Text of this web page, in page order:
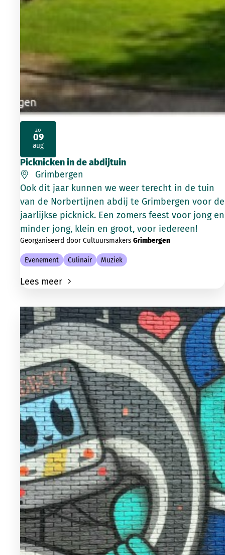
Picknicken in de abdijtuin
Grimbergen
Ook dit jaar kunnen we weer terecht in de tuin
van de Norbertijnen abdij te Grimbergen voor de
jaarlijkse picknick. Een zomers feest voor jong en
minder jong, klein en groot, voor iedereen!
Georganiseerd door Cultuursmakers Grimbergen
Evenement Culinair Muziek
Lees meer
zo
09
aug
2026